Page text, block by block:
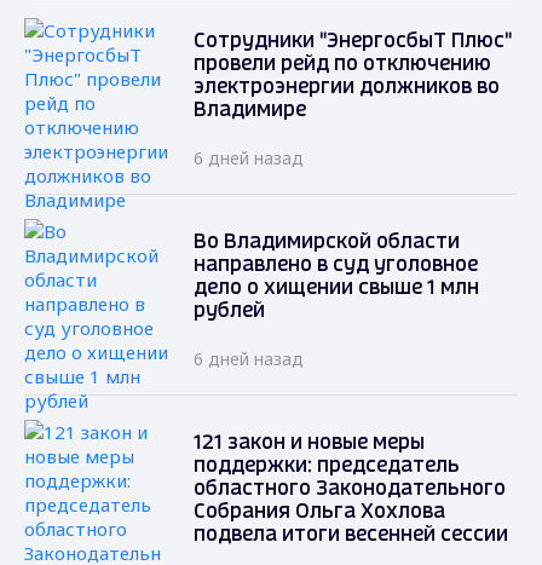
Сотрудники "ЭнергосбыТ Плюс"
провели рейд по отключению
электроэнергии должников во
Владимире
6 дней назад
Во Владимирской области
направлено в суд уголовное
дело о хищении свыше 1 млн
рублей
6 дней назад
121 закон и новые меры
поддержки: председатель
областного Законодательного
Собрания Ольга Хохлова
подвела итоги весенней сессии